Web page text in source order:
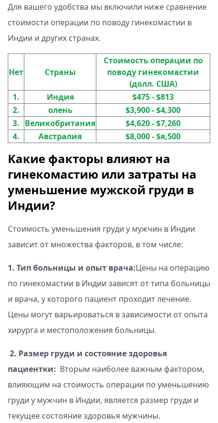
Для вашего удобства мы включили ниже сравнение
стоимости операции по поводу гинекомастии в
Индии и других странах.
Нет Страны
Стоимость операции по
поводу гинекомастии
(долл. США)
1.
Индия
$475 - $813
2.
олень
$3,900 - $4,300
3. Великобритания
$4,620 - $7,260
4.
Австралия $8,000 - $я,500
Какие факторы влияют на
гинекомастию или затраты на
уменьшение мужской груди в
Индии?
Стоимость уменьшения груди у мужчин в Индии
зависит от множества факторов, в том числе:
1. Тип больницы и опыт врача:Цены на операцию
по гинекомастии в Индии зависят от типа больницы
и врача, у которого пациент проходит лечение.
Цены могут варьироваться в зависимости от опыта
хирурга и местоположения больницы.
2. Размер груди и состояние здоровья
пациентки: Вторым наиболее важным фактором,
влияющим на стоимость операции по уменьшению
груди у мужчин в Индии, является размер груди и
текущее состояние здоровья мужчины.